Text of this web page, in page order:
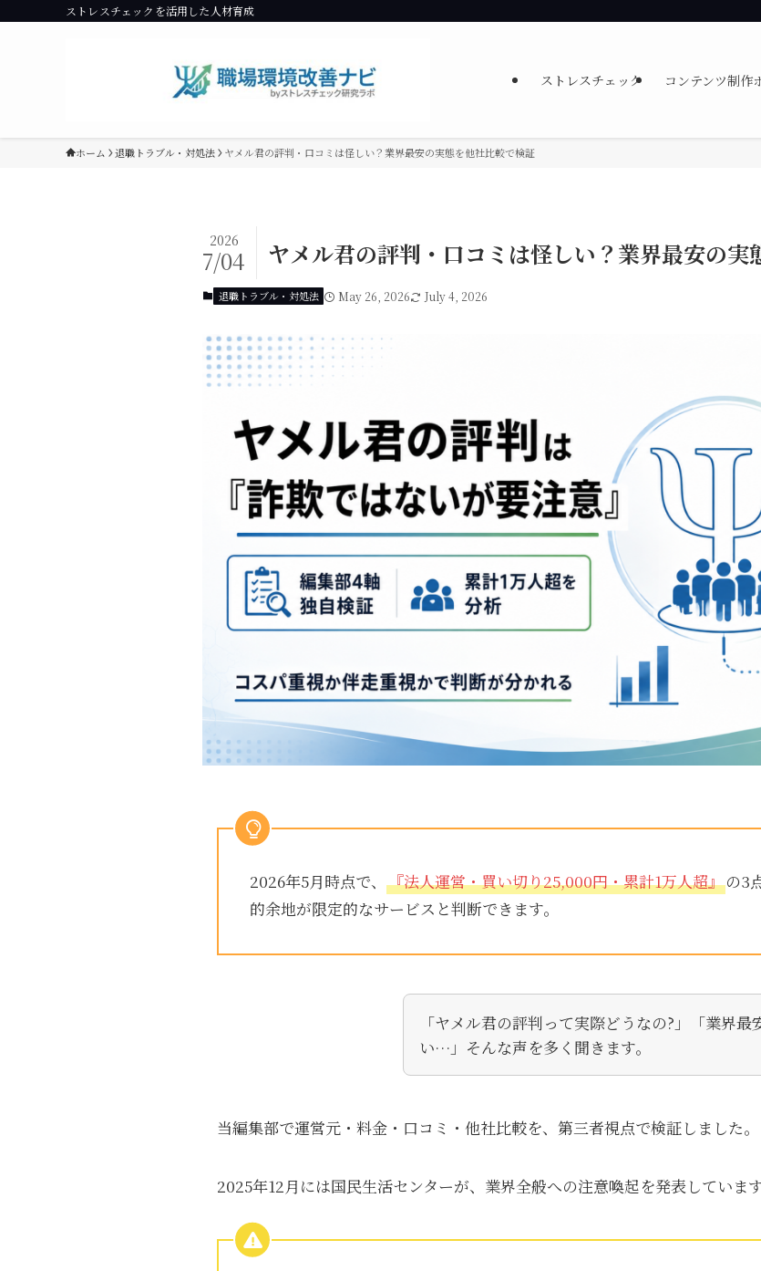
ストレスチェックを活用した人材育成
ストレスチェック コンテンツ制作
ホーム 退職トラブル・対処法 ヤメル君の評判・口コミは怪しい？業界最安の実態を他社比較で検証
ヤメル君の評判・口コミは怪しい？業界最安の実
2026
7/04
退職トラブル・対処法 May 26, 2026 July 4, 2026
2026年5月時点で、 『法人運営・買い切り25,000円・累計1万人超』の3
的余地が限定的なサービスと判断できます。
「ヤメル君の評判って実際どうなの?」「業界最
い…」そんな声を多く聞きます。
当編集部で運営元・料金・口コミ・他社比較を、第三者視点で検証しました。
2025年12月には国民生活センターが、業界全般への注意喚起を発表しています